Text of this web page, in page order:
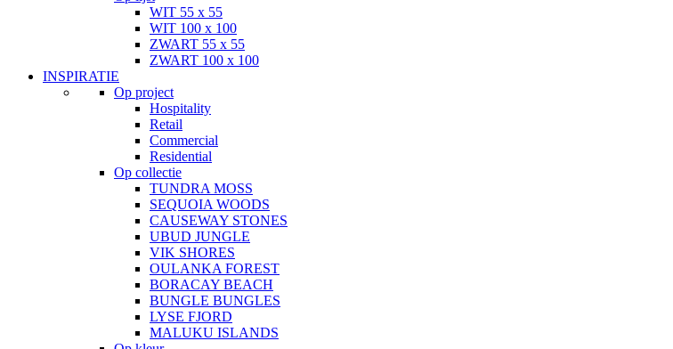
WIT 55 x 55
WIT 100 x 100
ZWART 55 x 55
ZWART 100 x 100
INSPIRATIE
Op project
Hospitality
Retail
Commercial
Residential
Op collectie
TUNDRA MOSS
SEQUOIA WOODS
CAUSEWAY STONES
UBUD JUNGLE
VIK SHORES
OULANKA FOREST
BORACAY BEACH
BUNGLE BUNGLES
LYSE FJORD
MALUKU ISLANDS